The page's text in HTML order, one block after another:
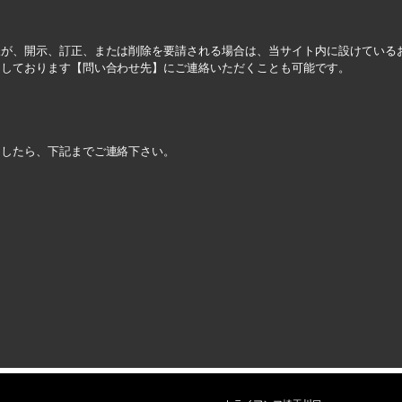
、開示、訂正、または削除を要請される場合は、当サイト内に設けてい
おります【問い合わせ先】にご連絡いただくことも可能です。
たら、下記までご連絡下さい。